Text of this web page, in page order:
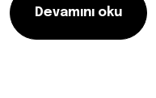
Devamını oku